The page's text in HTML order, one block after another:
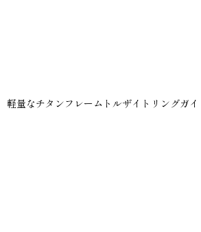
軽量なチタンフレームトルザイトリングガ